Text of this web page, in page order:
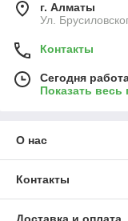
г. Алматы
Ул.
Контакты
Сегодня
Показать
О нас
Контакты